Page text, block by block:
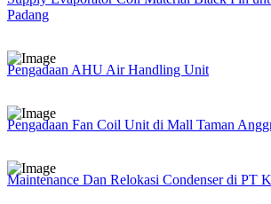
Padang
Pengadaan AHU Air Handling Unit
Pengadaan Fan Coil Unit di Mall Taman
Maintenance Dan Relokasi Condenser di PT